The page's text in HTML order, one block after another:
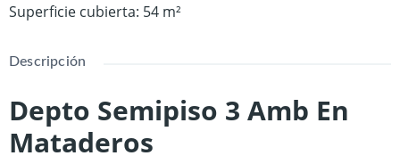
Superficie cubierta: 54 m²
Descripción
Depto Semipiso 3 Amb En
Mataderos